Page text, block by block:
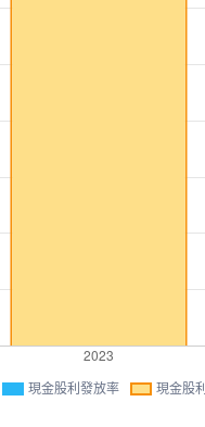
現金股利發放率 現金股利